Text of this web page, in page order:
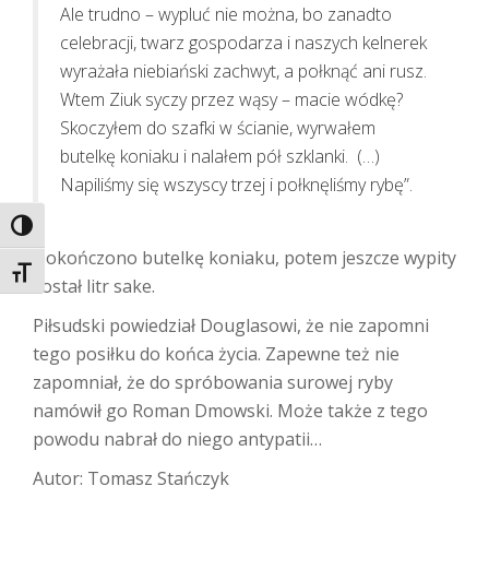
TOGGLE HIGH CONTRAST
TOGGLE FONT SIZE
Ale trudno – wypluć nie można, bo zanadto
celebracji, twarz gospodarza i naszych kelnerek
wyrażała niebiański zachwyt, a połknąć ani rusz.
Wtem Ziuk syczy przez wąsy – macie wódkę?
Skoczyłem do szafki w ścianie, wyrwałem
butelkę koniaku i nalałem pół szklanki. (…)
Napiliśmy się wszyscy trzej i połknęliśmy rybę”.
Dokończono butelkę koniaku, potem jeszcze wypity
został litr sake.
Piłsudski powiedział Douglasowi, że nie zapomni
tego posiłku do końca życia. Zapewne też nie
zapomniał, że do spróbowania surowej ryby
namówił go Roman Dmowski. Może także z tego
powodu nabrał do niego antypatii…
Autor: Tomasz Stańczyk